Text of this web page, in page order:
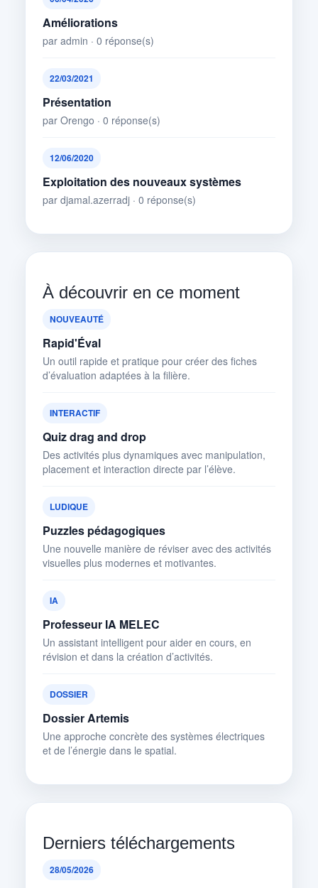
Améliorations
par admin · 0 réponse(s)
22/03/2021
Présentation
par Orengo · 0 réponse(s)
12/06/2020
Exploitation des nouveaux systèmes
par djamal.azerradj · 0 réponse(s)
À découvrir en ce moment
NOUVEAUTÉ
Rapid'Éval
Un outil rapide et pratique pour créer des fiches
d’évaluation adaptées à la filière.
INTERACTIF
Quiz drag and drop
Des activités plus dynamiques avec manipulation,
placement et interaction directe par l’élève.
LUDIQUE
Puzzles pédagogiques
Une nouvelle manière de réviser avec des activités
visuelles plus modernes et motivantes.
IA
Professeur IA MELEC
Un assistant intelligent pour aider en cours, en
révision et dans la création d’activités.
DOSSIER
Dossier Artemis
Une approche concrète des systèmes électriques
et de l’énergie dans le spatial.
Derniers téléchargements
28/05/2026